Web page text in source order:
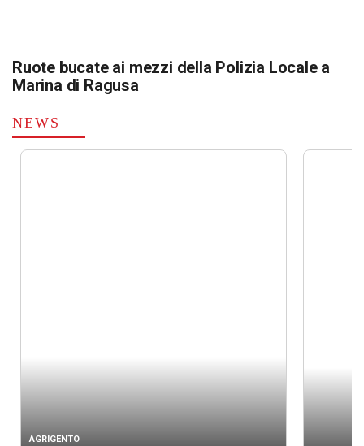
Ruote bucate ai mezzi della Polizia Locale a
Marina di Ragusa
NEWS
AGRIGENTO